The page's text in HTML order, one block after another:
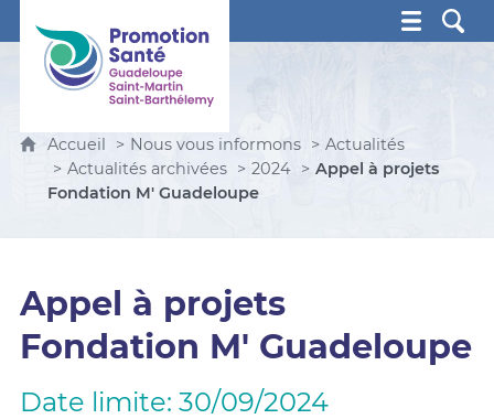
Promotion Santé Guadeloupe, Saint-Martin, Saint
Accueil Nous vous informons
Actualités
Actualités archivées
2024
Appel à projets
Fondation M' Guadeloupe
Appel à projets
Fondation M' Guadeloupe
Date limite: 30/09/2024